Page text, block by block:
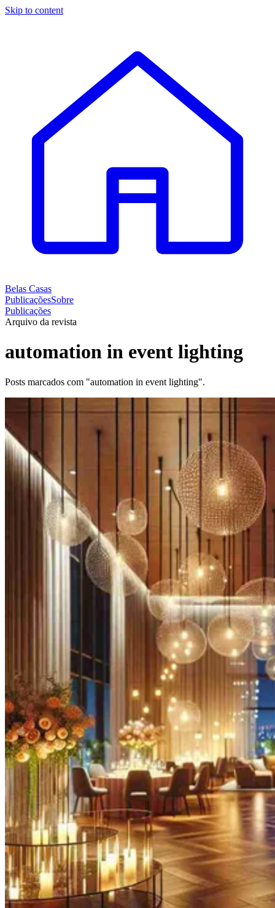
Skip to content
Belas Casas
PublicaçõesSobre
Publicações
Arquivo da revista
automation in event lighting
Posts marcados com "automation in event lighting".